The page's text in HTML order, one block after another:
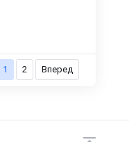
1 2 Вперед